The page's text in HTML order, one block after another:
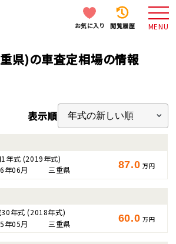
お気に入り 閲覧履歴 MENU
県)の車査定相場の情報
表示順
年式 (2019年式)
年06月 三重県 87.0 万円
30年式(2018年式)
年05月 三重県 60.0 万円